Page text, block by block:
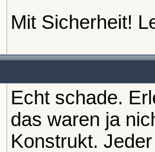
Mit Sicherheit!
Echt schade.
das waren ja
Konstrukt.